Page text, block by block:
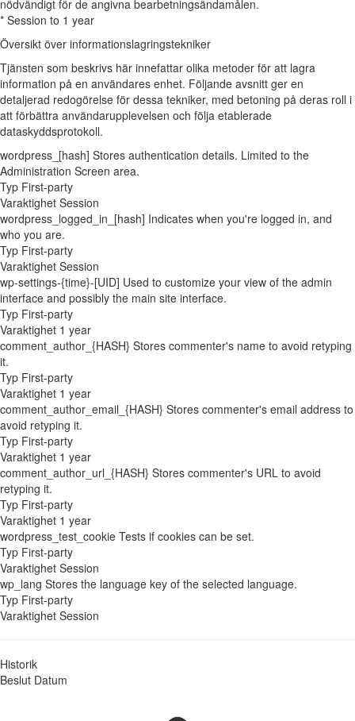
nödvändigt för de angivna bearbetningsändamålen.
* Session to 1 year
Översikt över informationslagringstekniker
Tjänsten som beskrivs här innefattar olika metoder för att lagra
information på en användares enhet. Följande avsnitt ger en
detaljerad redogörelse för dessa tekniker, med betoning på deras roll i
att förbättra användarupplevelsen och följa etablerade
dataskyddsprotokoll.
wordpress_[hash] Stores authentication details. Limited to the
Administration Screen area.
Typ First-party
Varaktighet Session
wordpress_logged_in_[hash] Indicates when you're logged in, and
who you are.
Typ First-party
Varaktighet Session
wp-settings-{time}-[UID] Used to customize your view of the admin
interface and possibly the main site interface.
Typ First-party
Varaktighet 1 year
comment_author_{HASH} Stores commenter's name to avoid retyping
it.
Typ First-party
Varaktighet 1 year
comment_author_email_{HASH} Stores commenter's email address to
avoid retyping it.
Typ First-party
Varaktighet 1 year
comment_author_url_{HASH} Stores commenter's URL to avoid
retyping it.
Typ First-party
Varaktighet 1 year
wordpress_test_cookie Tests if cookies can be set.
Typ First-party
Varaktighet Session
wp_lang Stores the language key of the selected language.
Typ First-party
Varaktighet Session
Historik
Beslut Datum